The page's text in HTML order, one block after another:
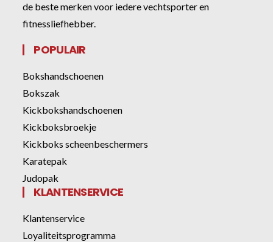
de beste merken voor iedere vechtsporter en
fitnessliefhebber.
POPULAIR
Bokshandschoenen
Bokszak
Kickbokshandschoenen
Kickboksbroekje
Kickboks scheenbeschermers
Karatepak
Judopak
KLANTENSERVICE
Klantenservice
Loyaliteitsprogramma